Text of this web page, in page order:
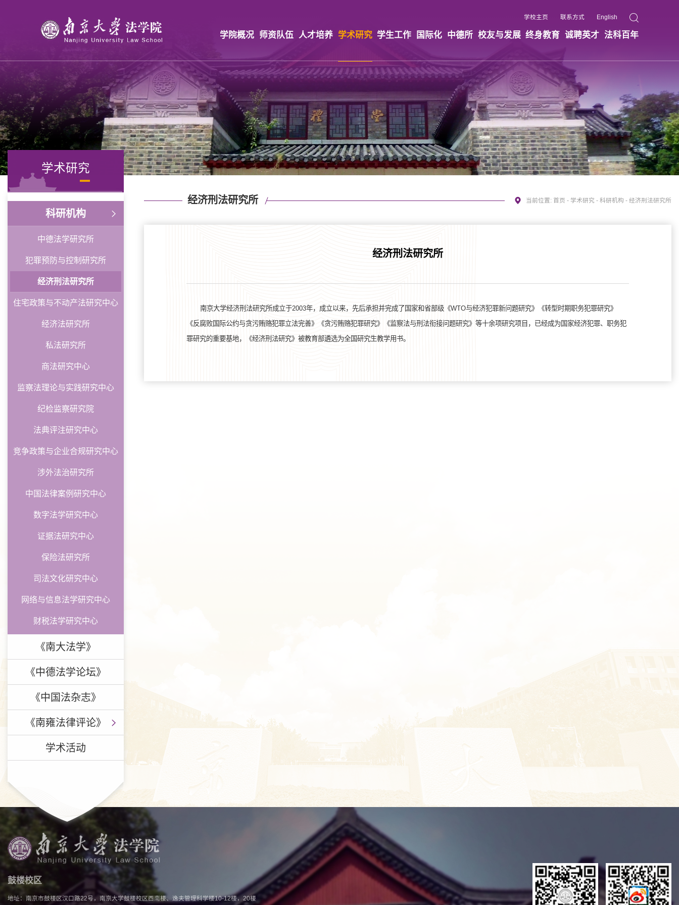
学校主页 联系方式 English
学院概况 师资队伍 人才培养 学术研究 学生工作 国际化 中德所 校友与发展 终身教育 诚聘英才 法科百年
学术研究
科研机构
中德法学研究所
犯罪预防与控制研究所
经济刑法研究所
住宅政策与不动产法研究中心
经济法研究所
私法研究所
商法研究中心
监察法理论与实践研究中心
纪检监察研究院
法典评注研究中心
竞争政策与企业合规研究中心
涉外法治研究所
中国法律案例研究中心
数字法学研究中心
证据法研究中心
保险法研究所
司法文化研究中心
网络与信息法学研究中心
财税法学研究中心
《南大法学》
《中德法学论坛》
《中国法杂志》
《南雍法律评论》
学术活动
经济刑法研究所 当前位置: 首页 - 学术研究 - 科研机构 - 经济刑法研究所
经济刑法研究所
南京大学经济刑法研究所成立于2003年，成立以来，先后承担并完成了国家和省部级《WTO与经济犯罪新问题研究》《转型时期职务犯罪研究》
《反腐败国际公约与贪污贿赂犯罪立法完善》《贪污贿赂犯罪研究》《监察法与刑法衔接问题研究》等十余项研究项目，已经成为国家经济犯罪、职务犯
罪研究的重要基地，《经济刑法研究》被教育部遴选为全国研究生教学用书。
鼓楼校区
地址：南京市鼓楼区汉口路22号，南京大学鼓楼校区西南楼、逸夫管理科学楼10-12楼，20楼